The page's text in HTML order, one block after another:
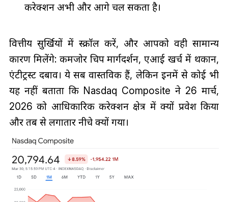
करेक्शन अभी और आगे चल सकता है।
वित्तीय सुर्खियों में स्क्रॉल करें, और आपको वही सामान्य
कारण मिलेंगे: कमजोर चिप मार्गदर्शन, एआई खर्च में थकान,
एंटीट्रस्ट दबाव। ये सब वास्तविक हैं, लेकिन इनमें से कोई भी
यह नहीं बताता कि Nasdaq Composite ने 26 मार्च,
2026 को आधिकारिक करेक्शन क्षेत्र में क्यों प्रवेश किया
और तब से लगातार नीचे क्यों गया।